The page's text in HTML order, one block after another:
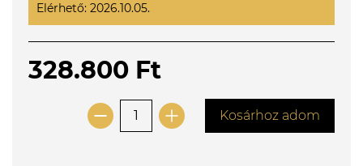
Elérhető: 2026.10.05.
328.800 Ft
Kosárhoz adom